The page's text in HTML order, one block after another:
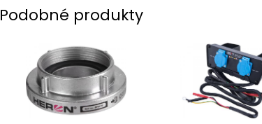
Podobné produkty